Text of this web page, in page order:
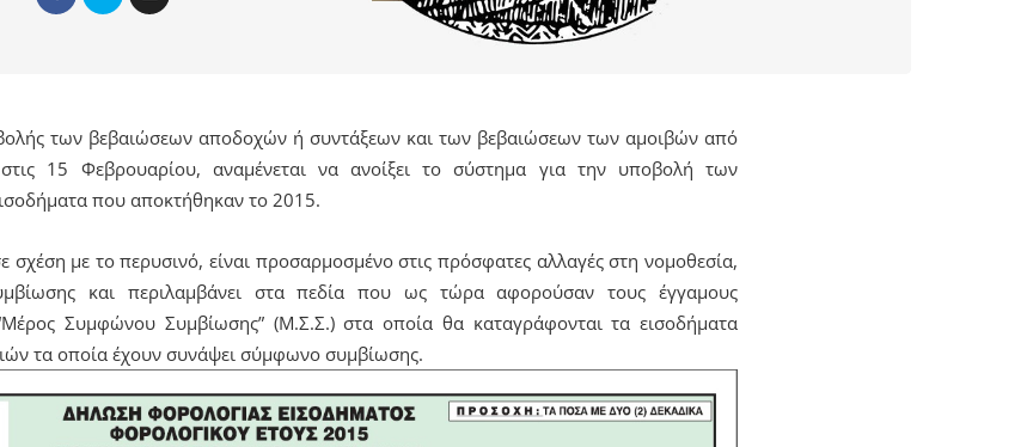
των βεβαιώσεων αποδοχών ή συντάξεων και των βεβαιώσεων των αμοιβών από
στις 15 Φεβρουαρίου, αναμένεται να ανοίξει το σύστημα για την υποβολή των
που αποκτήθηκαν το 2015.
σχέση με το περυσινό, είναι προσαρμοσμένο στις πρόσφατες αλλαγές στη νομοθεσία,
και περιλαμβάνει στα πεδία που ως τώρα αφορούσαν τους έγγαμους
Συμφώνου Συμβίωσης” (Μ.Σ.Σ.) στα οποία θα καταγράφονται τα εισοδήματα
τα οποία έχουν συνάψει σύμφωνο συμβίωσης.